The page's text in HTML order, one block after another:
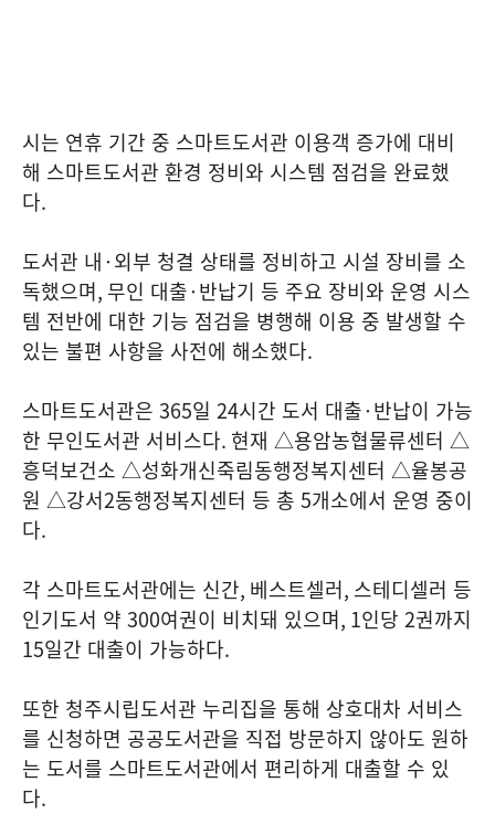
시는 연휴 기간 중 스마트도서관 이용객 증가에 대비
해 스마트도서관 환경 정비와 시스템 점검을 완료했
다.
도서관 내·외부 청결 상태를 정비하고 시설 장비를 소
독했으며, 무인 대출·반납기 등 주요 장비와 운영 시스
템 전반에 대한 기능 점검을 병행해 이용 중 발생할 수
있는 불편 사항을 사전에 해소했다.
스마트도서관은 365일 24시간 도서 대출·반납이 가능
한 무인도서관 서비스다. 현재 △용암농협물류센터 △
흥덕보건소 △성화개신죽림동행정복지센터 △율봉공
원 △강서2동행정복지센터 등 총 5개소에서 운영 중이
다.
각 스마트도서관에는 신간, 베스트셀러, 스테디셀러 등
인기도서 약 300여권이 비치돼 있으며, 1인당 2권까지
15일간 대출이 가능하다.
또한 청주시립도서관 누리집을 통해 상호대차 서비스
를 신청하면 공공도서관을 직접 방문하지 않아도 원하
는 도서를 스마트도서관에서 편리하게 대출할 수 있
다.